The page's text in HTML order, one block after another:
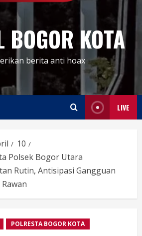
BOGOR KOTA
berita anti hoax
LIVE
10
Polsek Bogor Utara
Rutin, Antisipasi Gangguan
POLRESTA BOGOR KOTA